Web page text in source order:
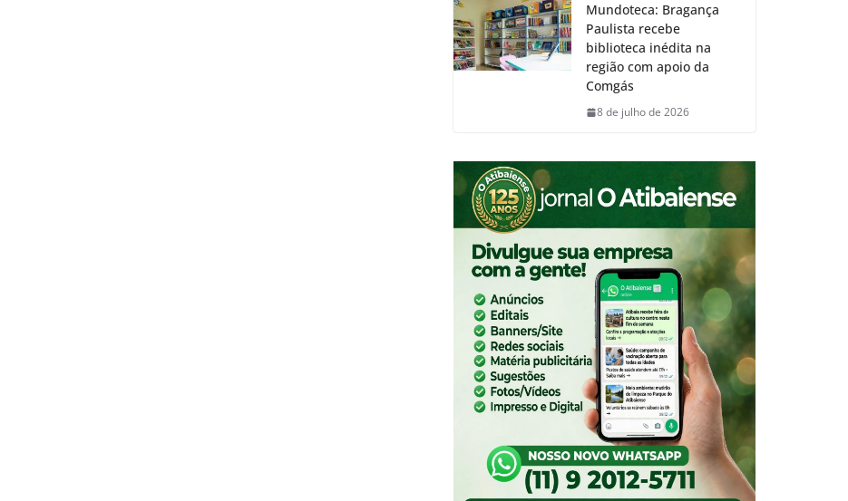
Mundoteca: Bragança
Paulista recebe
biblioteca inédita na
região com apoio da
Comgás
8 de julho de 2026